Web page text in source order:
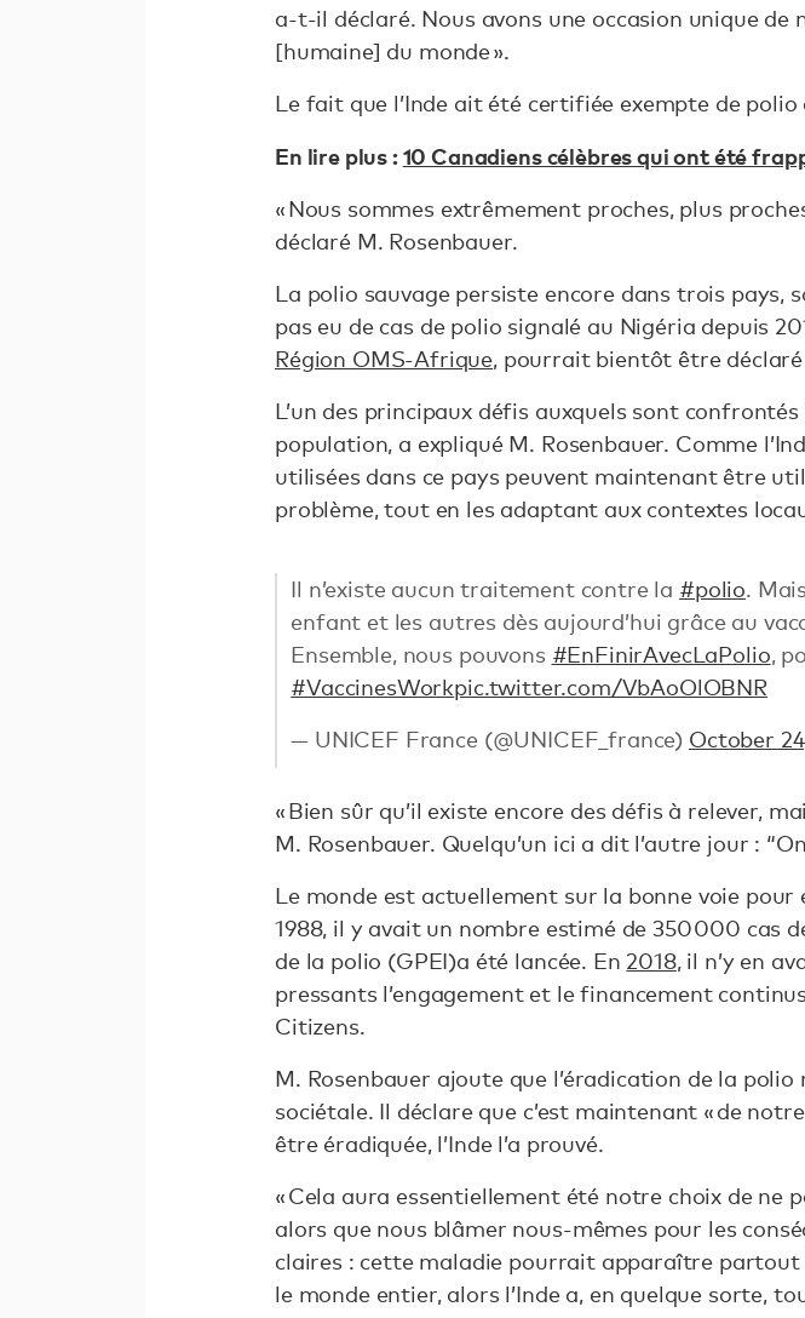
a-t-il déclaré. Nous avons une occasion unique de
[humaine] du monde ».
Le fait que l’Inde ait été certifiée exempte de polio
En lire plus :10 Canadiens célèbres qui ont été
« Nous sommes extrêmement proches, plus
déclaré M. Rosenbauer.
La polio sauvage persiste encore dans trois pays,
pas eu de cas de polio signalé au Nigéria depuis
Région OMS-Afrique, pourrait bientôt être
L’un des principaux défis auxquels sont
population, a expliqué M. Rosenbauer. Comme
utilisées dans ce pays peuvent maintenant être
problème, tout en les adaptant aux contextes
Il n’existe aucun traitement contre la #polio.
enfant et les autres dès aujourd’hui grâce au
Ensemble, nous pouvons #EnFinirAvecLaPolio,
#VaccinesWorkpic.twitter.com/VbAoOlOBNR
— UNICEF France (@UNICEF_france) October
« Bien sûr qu’il existe encore des défis à relever,
M. Rosenbauer. Quelqu’un ici a dit l’autre jour :
Le monde est actuellement sur la bonne voie
1988, il y avait un nombre estimé de 350 000 cas
de la polio (GPEI)a été lancée. En 2018, il n’y en
pressants l’engagement et le financement
Citizens.
M. Rosenbauer ajoute que l’éradication de la
sociétale. Il déclare que c’est maintenant « de
être éradiquée, l’Inde l’a prouvé.
« Cela aura essentiellement été notre choix de
alors que nous blâmer nous-mêmes pour les
claires : cette maladie pourrait apparaître partout
le monde entier, alors l’Inde a, en quelque sorte,